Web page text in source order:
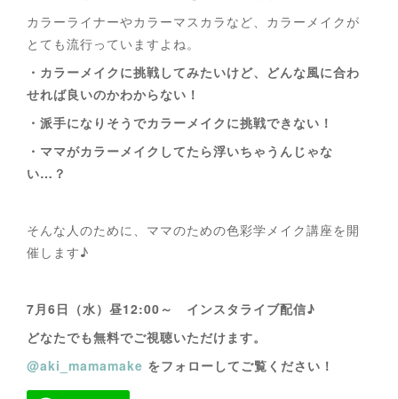
カラーライナーやカラーマスカラなど、カラーメイクが
とても流行っていますよね。
・カラーメイクに挑戦してみたいけど、どんな風に合わ
せれば良いのかわからない！
・派手になりそうでカラーメイクに挑戦できない！
・ママがカラーメイクしてたら浮いちゃうんじゃな
い…？
そんな人のために、ママのための色彩学メイク講座を開
催します♪
7月6日（水）昼12:00～ インスタライブ配信♪
どなたでも無料でご視聴いただけます。
@aki_mamamake をフォローしてご覧ください！